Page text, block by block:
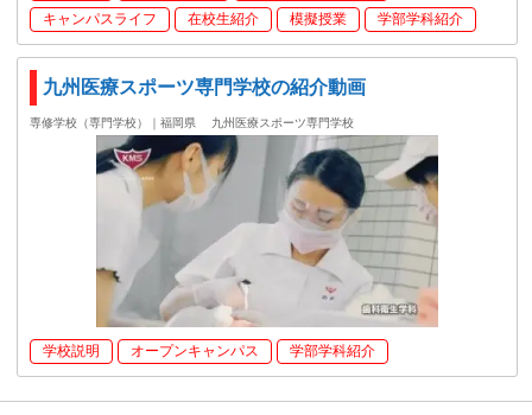
キャンパスライフ
在校生紹介 模擬授業 学部学科紹介
九州医療スポーツ専門学校の紹介動画
専修学校（専門学校）｜福岡県 九州医療スポーツ専門学校
学校説明 オープンキャンパス 学部学科紹介